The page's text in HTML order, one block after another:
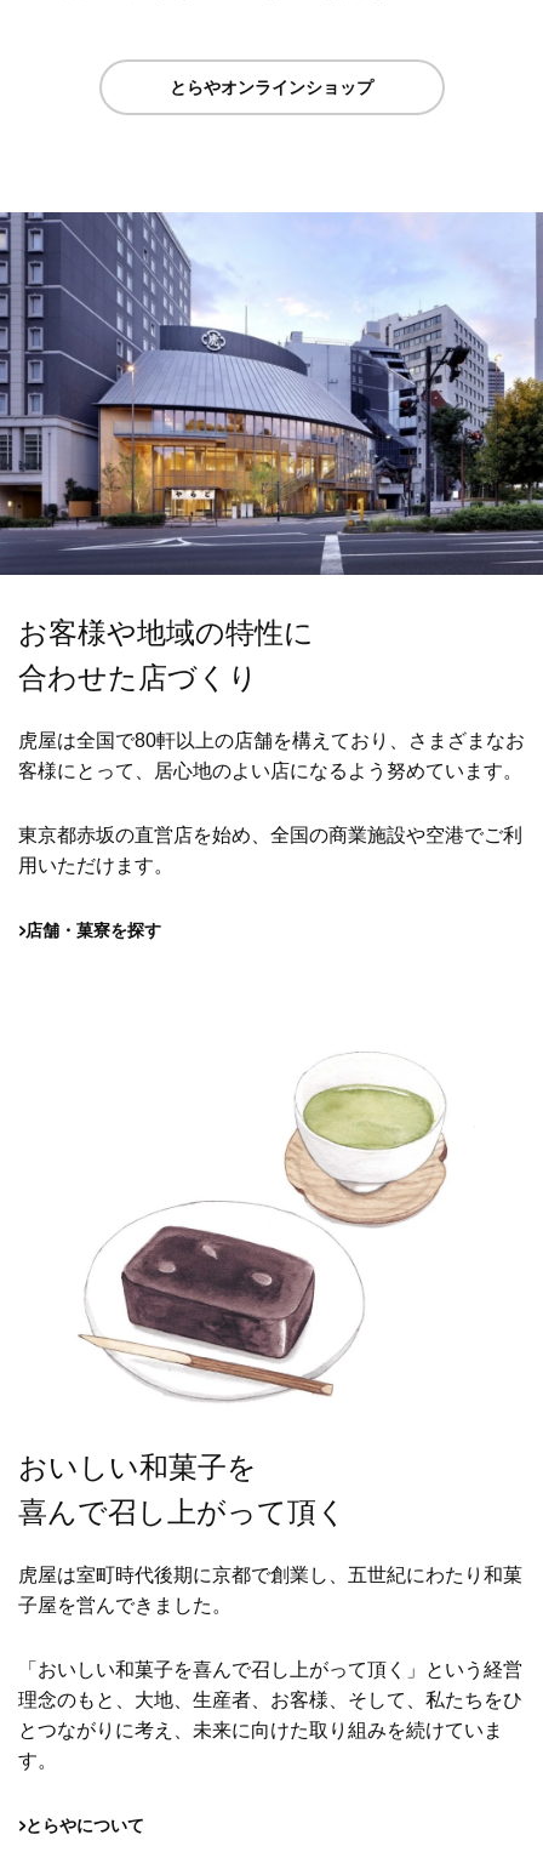
とらやオンラインショップ
お客様や地域の特性に
合わせた店づくり
虎屋は全国で80軒以上の店舗を構えており、
さまざまなお
客様にとって、
居心地のよい店になるよう努めています。
東京都赤坂の直営店を始め、 全国の商業施設や空港でご利
用いただけます。
店舗・菓寮を探す
おいしい和菓子を
喜んで召し上がって頂く
虎屋は室町時代後期に京都で創業し、 五世紀にわたり和菓
子屋を営んできました。
「おいしい和菓子を喜んで召し上がって頂く」という経営
理念のもと、 大地、生産者、お客様、そして、私たちをひ
とつながりに考え、 未来に向けた取り組みを続けていま
す。
とらやについて